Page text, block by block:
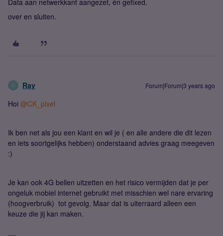
Data aan netwerkkant aangezet, én gefixed.
over en sluiten.
R Ray Forum|Forum|3 years ago
Hoi @CK_pixel
Ik ben net als jou een klant en wil je ( en alle andere die dit lezen
en iets soortgelijks hebben) onderstaand advies graag meegeven
:)
Je kan ook 4G bellen uitzetten en het risico vermijden dat je per
ongeluk mobiel internet gebruikt met misschien wel nare ervaring
(hoogverbruik) tot gevolg. Maar dat is uiterraard alleen een
keuze die jij kan maken.